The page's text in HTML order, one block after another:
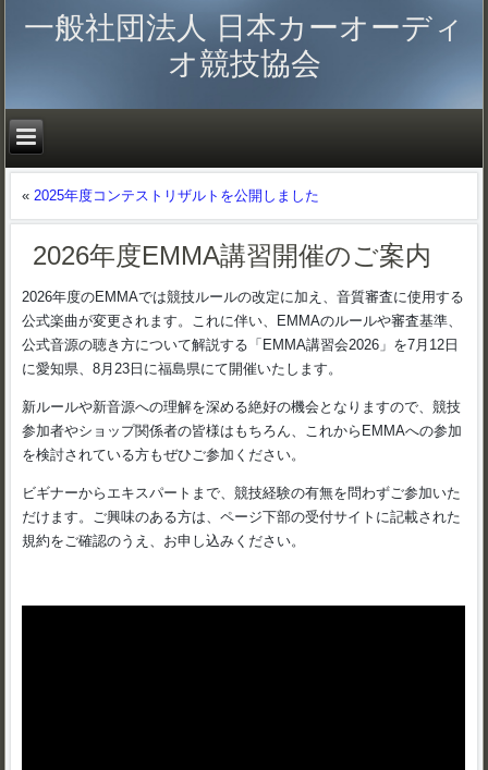
一般社団法人 日本カーオーディ
オ競技協会
«2025年度コンテストリザルトを公開しました
2026年度EMMA講習開催のご案内
2026年度のEMMAでは競技ルールの改定に加え、音質審査に使用する
公式楽曲が変更されます。これに伴い、EMMAのルールや審査基準、
公式音源の聴き方について解説する「EMMA講習会2026」を7月12日
に愛知県、8月23日に福島県にて開催いたします。
新ルールや新音源への理解を深める絶好の機会となりますので、競技
参加者やショップ関係者の皆様はもちろん、これからEMMAへの参加
を検討されている方もぜひご参加ください。
ビギナーからエキスパートまで、競技経験の有無を問わずご参加いた
だけます。ご興味のある方は、ページ下部の受付サイトに記載された
規約をご確認のうえ、お申し込みください。